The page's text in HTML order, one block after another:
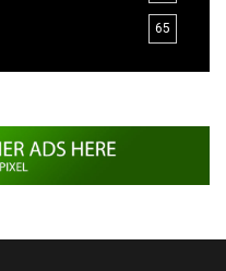
50
65